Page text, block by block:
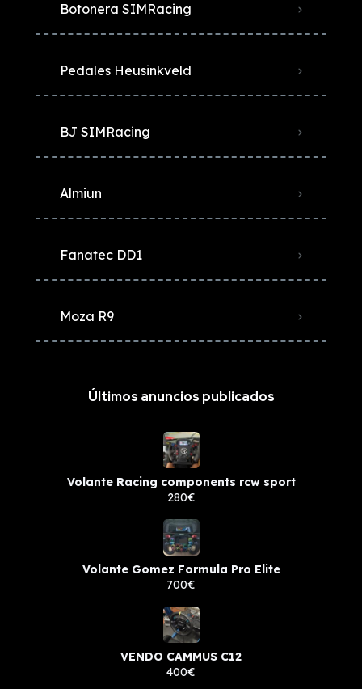
Botonera SIMRacing
Pedales Heusinkveld
BJ SIMRacing
Almiun
Fanatec DD1
Moza R9
Últimos anuncios publicados
Volante Racing components rcw sport
280€
Volante Gomez Formula Pro Elite
700€
VENDO CAMMUS C12
400€